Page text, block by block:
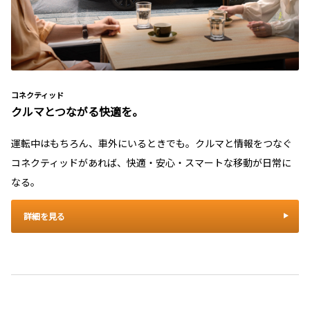
コネクティッド
クルマとつながる快適を。
運転中はもちろん、車外にいるときでも。クルマと情報をつなぐ
コネクティッドがあれば、快適・安心・スマートな移動が日常に
なる。
詳細を見る